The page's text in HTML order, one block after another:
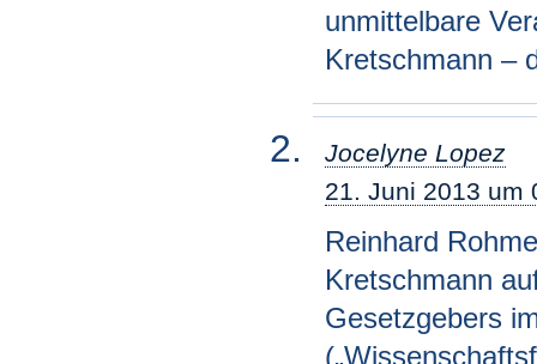
unmittelbare
Kretschmann –
Jocelyne Lopez
21. Juni 2013 um
Reinhard
Kretschmann
Gesetzgebers